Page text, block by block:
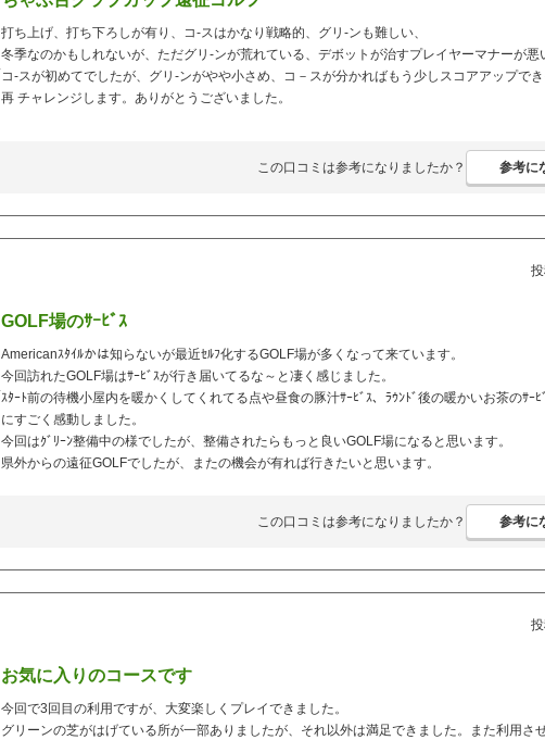
打ち上げ、打ち下ろしが有り、コ-スはかなり戦略的、グリ-ンも難しい、
冬季なのかもしれないが、ただグリ-ンが荒れている、デボットが治すプレイヤーマナーが悪
コ-スが初めてでしたが、グリ-ンがやや小さめ、コ－スが分かればもう少しスコアアップで
再 チャレンジします。ありがとうございました。
この口コミは参考になりましたか？ 参考に
GOLF場のｻｰﾋﾞｽ
Americanｽﾀｲﾙかは知らないが最近ｾﾙﾌ化するGOLF場が多くなって来ています。
今回訪れたGOLF場はｻｰﾋﾞｽが行き届いてるな～と凄く感じました。
ｽﾀｰﾄ前の待機小屋内を暖かくしてくれてる点や昼食の豚汁ｻｰﾋﾞｽ、ﾗｳﾝﾄﾞ後の暖かいお茶のｻｰﾋ
にすごく感動しました。
今回はｸﾞﾘｰﾝ整備中の様でしたが、整備されたらもっと良いGOLF場になると思います。
県外からの遠征GOLFでしたが、またの機会が有れば行きたいと思います。
この口コミは参考になりましたか？ 参考に
お気に入りのコースです
今回で3回目の利用ですが、大変楽しくプレイできました。
グリーンの芝がはげている所が一部ありましたが、それ以外は満足できました。また利用さ